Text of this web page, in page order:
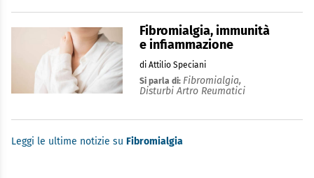
Fibromialgia, immunità
e infiammazione
di Attilio Speciani
Si parla di: Fibromialgia,
Disturbi Artro Reumatici
Leggi le ultime notizie su Fibromialgia